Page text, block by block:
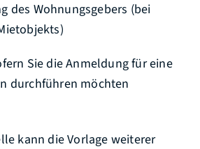
des Wohnungsgebers (bei
Sie die Anmeldung für eine
durchführen möchten
kann die Vorlage weiterer